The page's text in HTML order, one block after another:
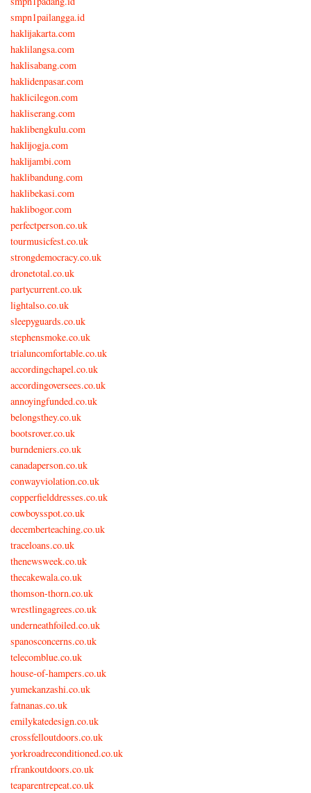
smpn1pailangga.id
haklijakarta.com
haklilangsa.com
haklisabang.com
haklidenpasar.com
haklicilegon.com
hakliserang.com
haklibengkulu.com
haklijogja.com
haklijambi.com
haklibandung.com
haklibekasi.com
haklibogor.com
perfectperson.co.uk
tourmusicfest.co.uk
strongdemocracy.co.uk
dronetotal.co.uk
partycurrent.co.uk
lightalso.co.uk
sleepyguards.co.uk
stephensmoke.co.uk
trialuncomfortable.co.uk
accordingchapel.co.uk
accordingoversees.co.uk
annoyingfunded.co.uk
belongsthey.co.uk
bootsrover.co.uk
burndeniers.co.uk
canadaperson.co.uk
conwayviolation.co.uk
copperfielddresses.co.uk
cowboysspot.co.uk
decemberteaching.co.uk
traceloans.co.uk
thenewsweek.co.uk
thecakewala.co.uk
thomson-thorn.co.uk
wrestlingagrees.co.uk
underneathfoiled.co.uk
spanosconcerns.co.uk
telecomblue.co.uk
house-of-hampers.co.uk
yumekanzashi.co.uk
fatnanas.co.uk
emilykatedesign.co.uk
crossfelloutdoors.co.uk
yorkroadreconditioned.co.uk
rfrankoutdoors.co.uk
teaparentrepeat.co.uk